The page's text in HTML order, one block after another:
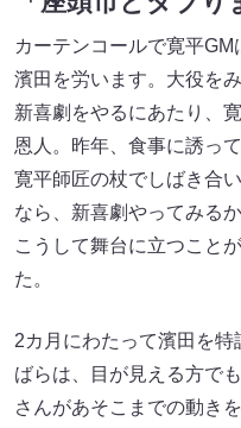
カーテンコールで寛平
濱田を労います。大役を
新喜劇をやるにあたり、
恩人。昨年、食事に誘っ
寛平師匠の杖でしばき合
なら、新喜劇やってみる
こうして舞台に立つこと
た。
2カ月にわたって濱田を
ばらは、目が見える方で
さんがあそこまでの動き